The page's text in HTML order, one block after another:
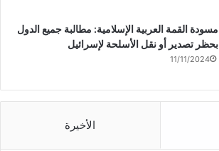
مسودة القمة العربية الإسلامية: مطالبة جميع الدول
بحظر تصدير أو نقل الأسلحة لإسرائيل
11/11/2024
الأخيرة